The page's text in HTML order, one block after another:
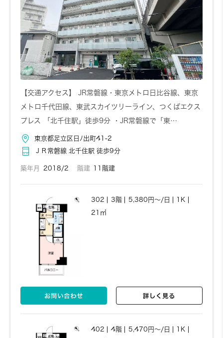
お問い合わせ 詳しく見る
302 3階 5,180円～/日
1K
22.27㎡
お問い合わせ
401 4階
お問い合わせ
5,190円～/日
【交通アクセス】 JR常磐線・東京メトロ日比谷線、東京
メトロ千代田線、東武スカイツリーライン、つくばエクス
プレス 「北千住駅」徒歩9分 ・JR常磐線で「東…
東京都足立区日ﾉ出町41-2
ＪＲ常磐線 北千住駅 徒歩9分
築年月 2018/2 階建 11階建
302 3階 5,380円～/日
1K
21㎡
お問い合わせ 詳しく見る
402 4階 5,470円～/日
1K